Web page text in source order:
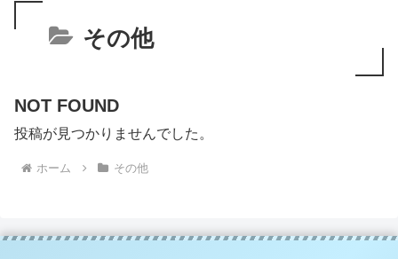
その他
NOT FOUND
投稿が見つかりませんでした。
ホーム その他